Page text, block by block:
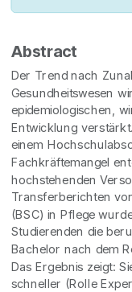
Abstract
Der Trend nach
Gesundheitswesen
epidemiologischen,
Entwicklung
einem
Fachkräftemangel
hochstehenden
Transferberichten
(BSC) in Pflege
Studierenden die
Bachelor nach dem
Das Ergebnis zeigt:
schneller (Rolle